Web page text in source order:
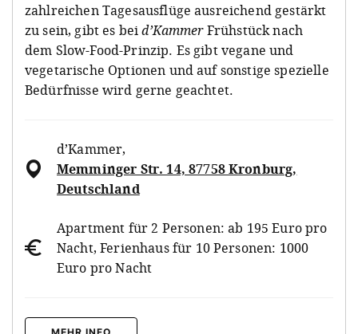
zahlreichen Tagesausflüge ausreichend gestärkt
zu sein, gibt es beid’KammerFrühstück nach
dem Slow-Food-Prinzip. Es gibt vegane und
vegetarische Optionen und auf sonstige spezielle
Bedürfnisse wird gerne geachtet.
d’Kammer,
Memminger Str. 14, 87758 Kronburg,
Deutschland
Apartment für 2 Personen: ab 195 Euro pro
Nacht, Ferienhaus für 10 Personen: 1000
Euro pro Nacht